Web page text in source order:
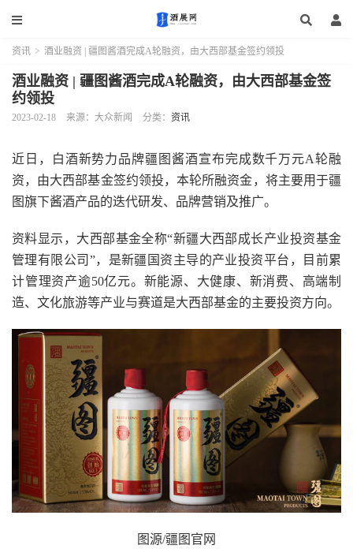
资讯 > 酒业融资 | 疆图酱酒完成A轮融资，由大西部基金签约领投
酒业融资 | 疆图酱酒完成A轮融资，由大西部基金签
约领投
2023-02-18 来源：大众新闻 分类： 资讯
近日，白酒新势力品牌疆图酱酒宣布完成数千万元A轮融
资，由大西部基金签约领投，本轮所融资金，将主要用于疆
图旗下酱酒产品的迭代研发、品牌营销及推广。
资料显示，大西部基金全称“新疆大西部成长产业投资基金
管理有限公司”，是新疆国资主导的产业投资平台，目前累
计管理资产逾50亿元。新能源、大健康、新消费、高端制
造、文化旅游等产业与赛道是大西部基金的主要投资方向。
图源/疆图官网